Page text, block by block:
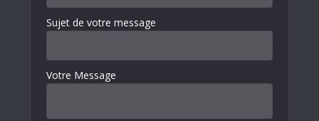
Sujet de votre message
Votre Message